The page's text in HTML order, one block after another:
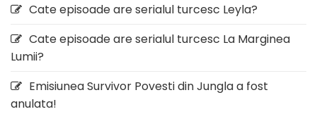
Cate episoade are serialul turcesc Leyla?
Cate episoade are serialul turcesc La Marginea
Lumii?
Emisiunea Survivor Povesti din Jungla a fost
anulata!